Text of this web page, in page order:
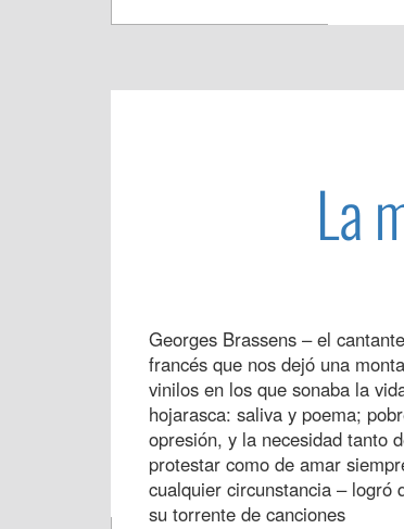
La
Georges Brassens – el
francés que nos dejó una
vinilos en los que sonaba la
hojarasca: saliva y poema;
opresión, y la necesidad tanto
protestar como de amar
cualquier circunstancia – logró
su torrente de canciones